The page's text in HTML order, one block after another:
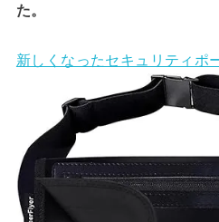
た。
新しくなったセキュリティポ